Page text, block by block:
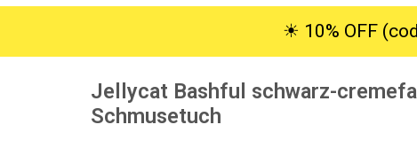
☀︎ 10% OFF
Jellycat Bashful schwarz-
Schmusetuch